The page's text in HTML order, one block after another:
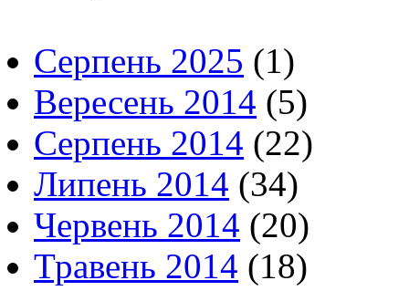
Серпень 2025 (1)
Вересень 2014 (5)
Серпень 2014 (22)
Липень 2014 (34)
Червень 2014 (20)
Травень 2014 (18)